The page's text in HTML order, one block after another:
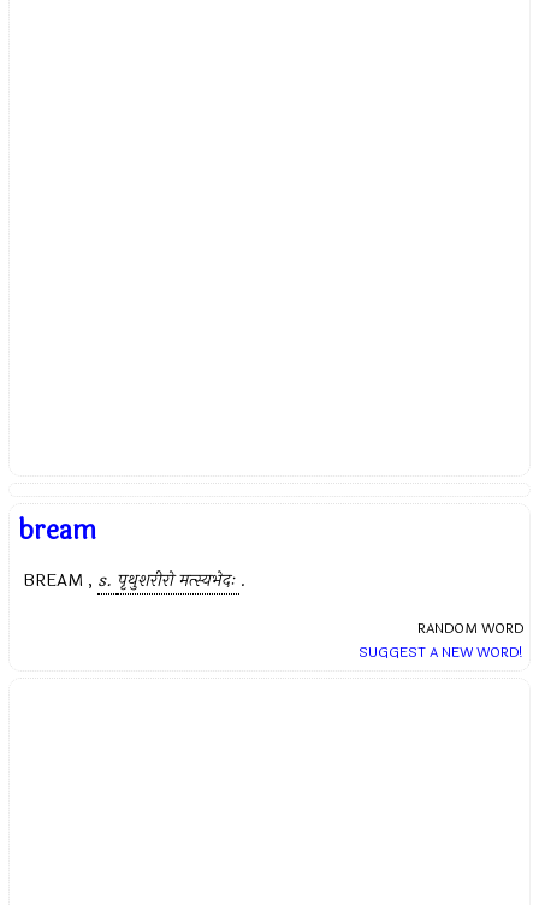
bream
BREAM , s. पृथुशरीरो मत्स्यभेदः .
RANDOM WORD
SUGGEST A NEW WORD!